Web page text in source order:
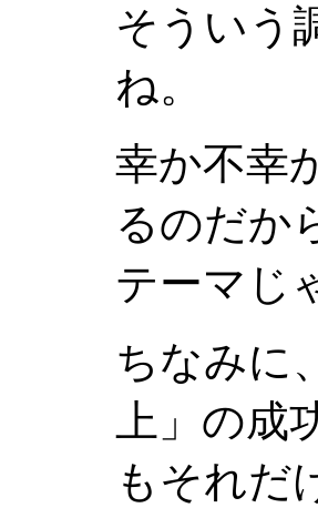
そういう
ね。
幸か不幸
るのだか
テーマじ
ちなみに
上」の
もそれだ